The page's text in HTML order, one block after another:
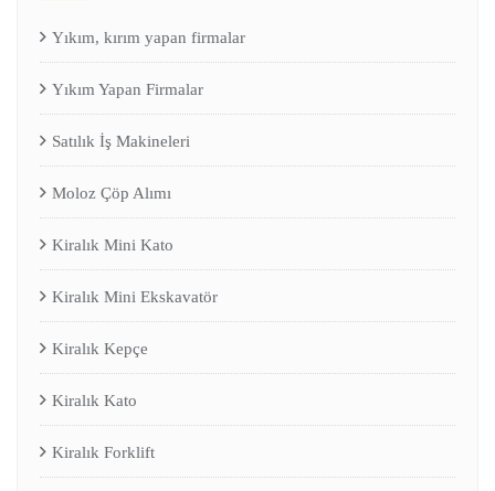
Yıkım, kırım yapan firmalar
Yıkım Yapan Firmalar
Satılık İş Makineleri
Moloz Çöp Alımı
Kiralık Mini Kato
Kiralık Mini Ekskavatör
Kiralık Kepçe
Kiralık Kato
Kiralık Forklift